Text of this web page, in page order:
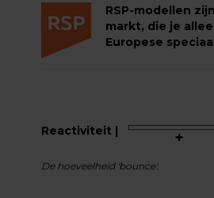
RSP-modellen
markt, die je
Europese
Reactiviteit |
De hoeveelheid 'bounce'.